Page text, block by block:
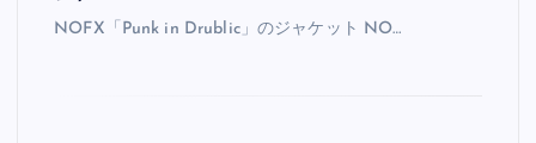
NOFX「Punk in Drublic」のジャケット NO…